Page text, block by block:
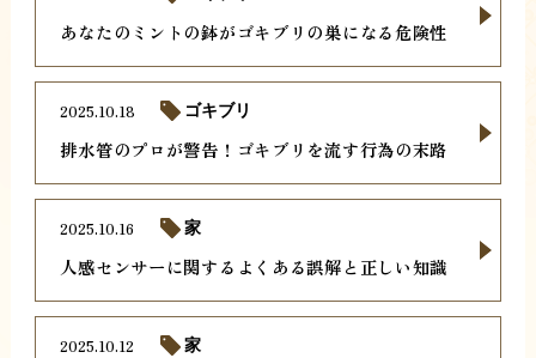
あなたのミントの鉢がゴキブリの巣になる危険性
排水管のプロが警告！ゴキブリを流す行為の末路
2025.10.18 ゴキブリ
人感センサーに関するよくある誤解と正しい知識
2025.10.16 家
2025.10.12 家